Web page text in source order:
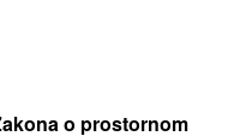
o prostornom